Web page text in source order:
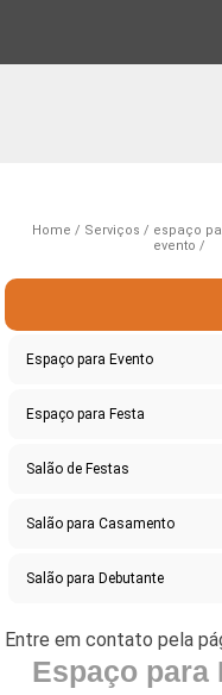
Home Serviços
espaço
evento
Espaço para Evento
Espaço para Festa
Salão de Festas
Salão para Casamento
Salão para Debutante
Espaço para